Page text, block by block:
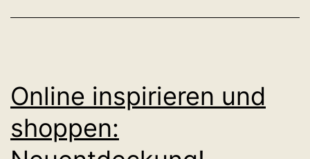
Online inspirieren und
shoppen: